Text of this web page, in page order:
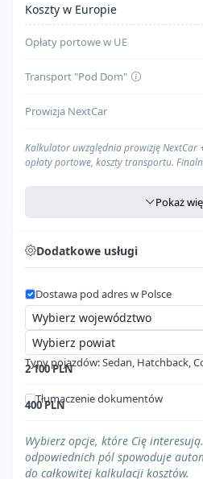
Koszty w Europie
Opłaty portowe w UE
Transport "Pod Dom"
Prowizja NextCar
Kalkulator uwzględnia prowizję NextCar
opłaty portowe, koszty transportu.
Pokaż
Cło
VAT
Cena pod dom (PLN)
Nasz kalkulator tokompleksowe
Twój dom w Polsce. W kalkulacji
elementy, aby dać Ci
Prowizję NextCar:naszą opłatę
procesu importu.
Podatek VAT:obowiązujący
Dodatkowe usługi
Dostawa pod adres w Polsce
Typy pojazdów: Sedan, Hatchback,
2 100 PLN
Tłumaczenie dokumentów
400 PLN
Pojazd z regulacjami prawnymi
$0
Ładunek specjalny
Wybierz opcje, które Cię
odpowiednich pól spowoduje
do całkowitej kalkulacji kosztów.